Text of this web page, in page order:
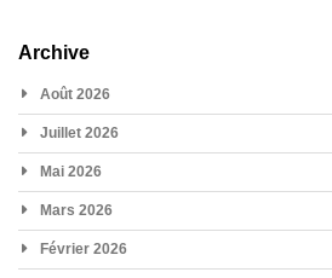
Archive
Août 2026
Juillet 2026
Mai 2026
Mars 2026
Février 2026